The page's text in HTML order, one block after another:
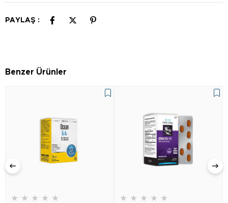
PAYLAŞ :
Benzer Ürünler
★ ★ ★ ★ ★ ★ ★ ★ ★ ★